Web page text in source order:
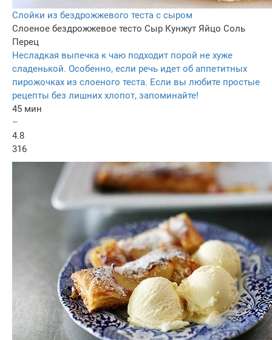
Слойки из бездрожжевого теста с сыром
Слоеное бездрожжевое тесто Сыр Кунжут Яйцо Соль
Перец
Несладкая выпечка к чаю подходит порой не хуже
сладенькой. Особенно, если речь идет об аппетитных
пирожочках из слоеного теста. Если вы любите простые
рецепты без лишних хлопот, запоминайте!
45 мин
–
4.8
316